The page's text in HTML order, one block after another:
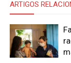
ARTIGOS